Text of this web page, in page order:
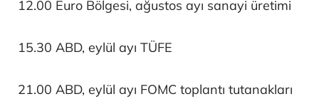
12.00 Euro Bölgesi, ağustos ayı sanayi üretimi
15.30 ABD, eylül ayı TÜFE
21.00 ABD, eylül ayı FOMC toplantı tutanakları